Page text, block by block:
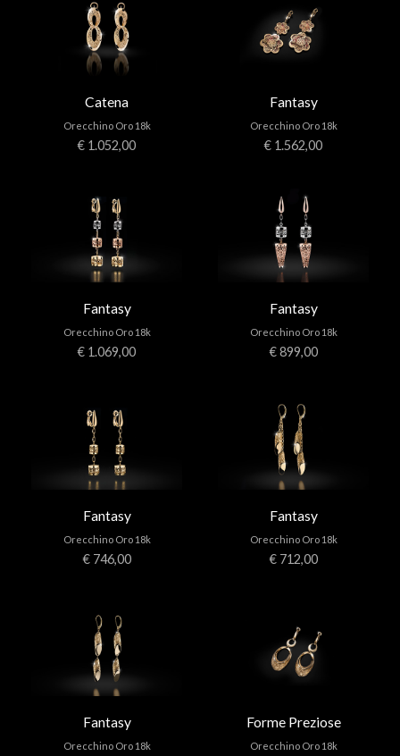
Catena
Orecchino Oro 18k
€ 1.052,00
Fantasy
Orecchino Oro 18k
€ 1.562,00
Fantasy
Orecchino Oro 18k
€ 1.069,00
Fantasy
Orecchino Oro 18k
€ 899,00
Fantasy
Orecchino Oro 18k
€ 746,00
Fantasy
Orecchino Oro 18k
€ 712,00
Fantasy
Orecchino Oro 18k
Forme Preziose
Orecchino Oro 18k